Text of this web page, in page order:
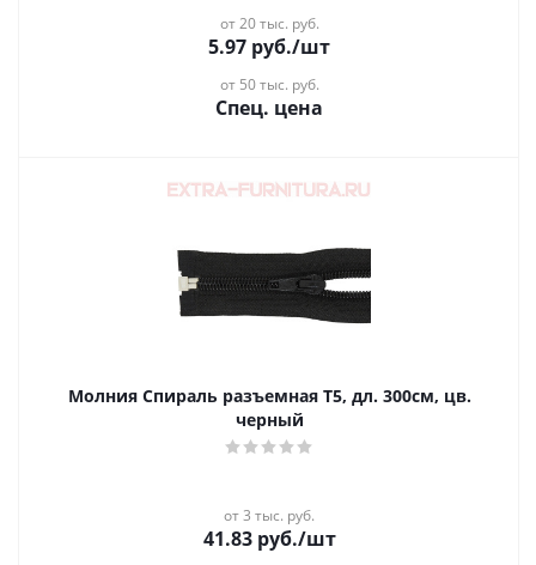
от 20 тыс. руб.
5.97 руб./шт
от 50 тыс. руб.
Спец. цена
Молния Спираль разъемная Т5, дл. 300см, цв.
черный
от 3 тыс. руб.
41.83руб./шт